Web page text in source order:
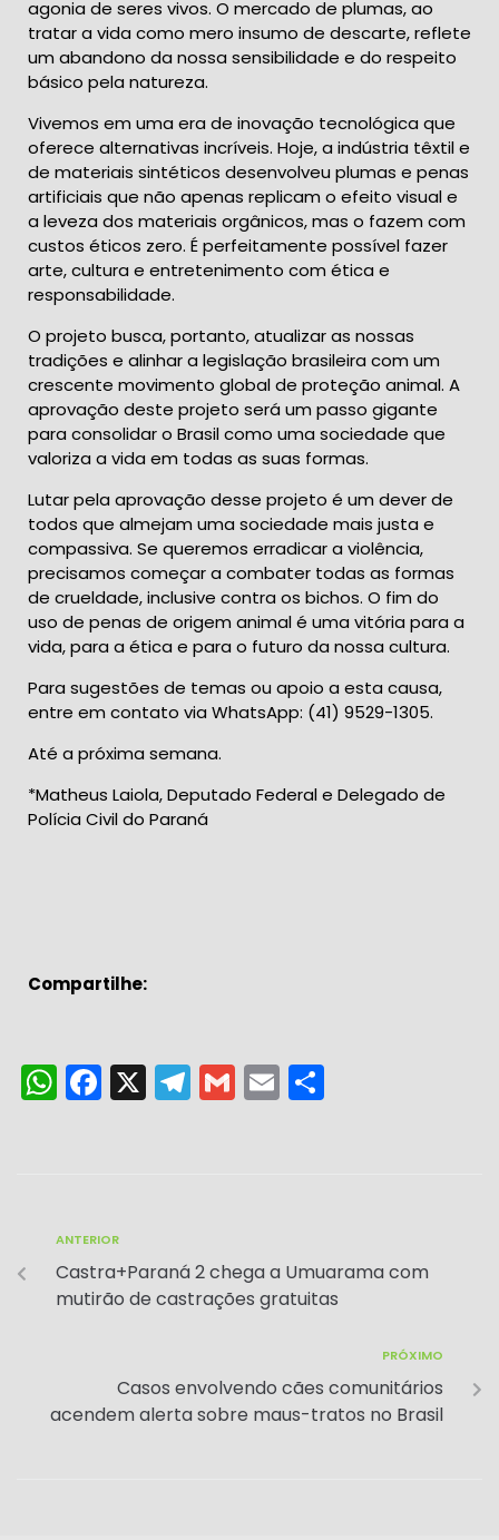
agonia de seres vivos. O mercado de plumas, ao
tratar a vida como mero insumo de descarte, reflete
um abandono da nossa sensibilidade e do respeito
básico pela natureza.
Vivemos em uma era de inovação tecnológica que
oferece alternativas incríveis. Hoje, a indústria têxtil e
de materiais sintéticos desenvolveu plumas e penas
artificiais que não apenas replicam o efeito visual e
a leveza dos materiais orgânicos, mas o fazem com
custos éticos zero. É perfeitamente possível fazer
arte, cultura e entretenimento com ética e
responsabilidade.
O projeto busca, portanto, atualizar as nossas
tradições e alinhar a legislação brasileira com um
crescente movimento global de proteção animal. A
aprovação deste projeto será um passo gigante
para consolidar o Brasil como uma sociedade que
valoriza a vida em todas as suas formas.
Lutar pela aprovação desse projeto é um dever de
todos que almejam uma sociedade mais justa e
compassiva. Se queremos erradicar a violência,
precisamos começar a combater todas as formas
de crueldade, inclusive contra os bichos. O fim do
uso de penas de origem animal é uma vitória para a
vida, para a ética e para o futuro da nossa cultura.
Para sugestões de temas ou apoio a esta causa,
entre em contato via WhatsApp: (41) 9529-1305.
Até a próxima semana.
*Matheus Laiola, Deputado Federal e Delegado de
Polícia Civil do Paraná
Compartilhe:
W
h
A
p
p
F
a
b
o
o
X T
el
m
G
m
E
m
ANTERIOR
Castra+Paraná 2 chega a Umuarama com
mutirão de castrações gratuitas
PRÓXIMO
Casos envolvendo cães comunitários
acendem alerta sobre maus-tratos no Brasil